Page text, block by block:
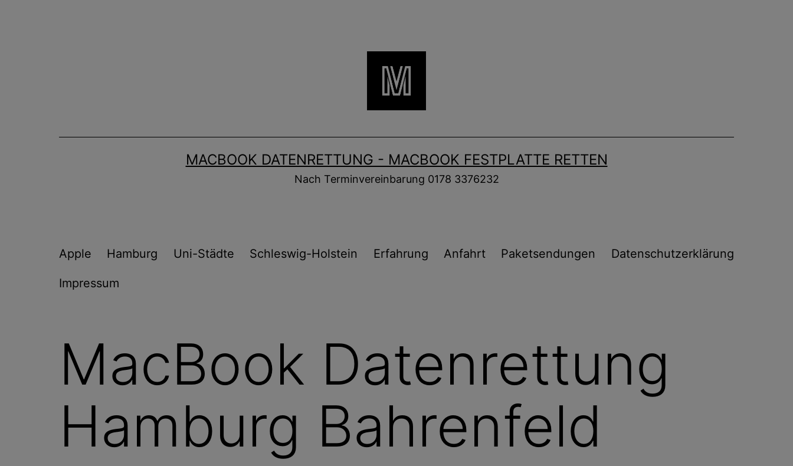
MACBOOK DATENRETTUNG - MACBOOK FESTPLATTE RETTEN
Nach Terminvereinbarung 0178 3376232
Apple Hamburg Uni-Städte Schleswig-Holstein Erfahrung Anfahrt Paketsendungen Datenschutzerklärung
Impressum
MacBook Datenrettung
Hamburg Bahrenfeld